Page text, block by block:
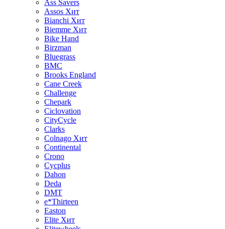
Ass Savers
Assos Хит
Bianchi Хит
Biemme Хит
Bike Hand
Birzman
Bluegrass
BMC
Brooks England
Cane Creek
Challenge
Chepark
Ciclovation
CityCycle
Clarks
Colnago Хит
Continental
Crono
Cycplus
Dahon
Deda
DMT
e*Thirteen
Easton
Elite Хит